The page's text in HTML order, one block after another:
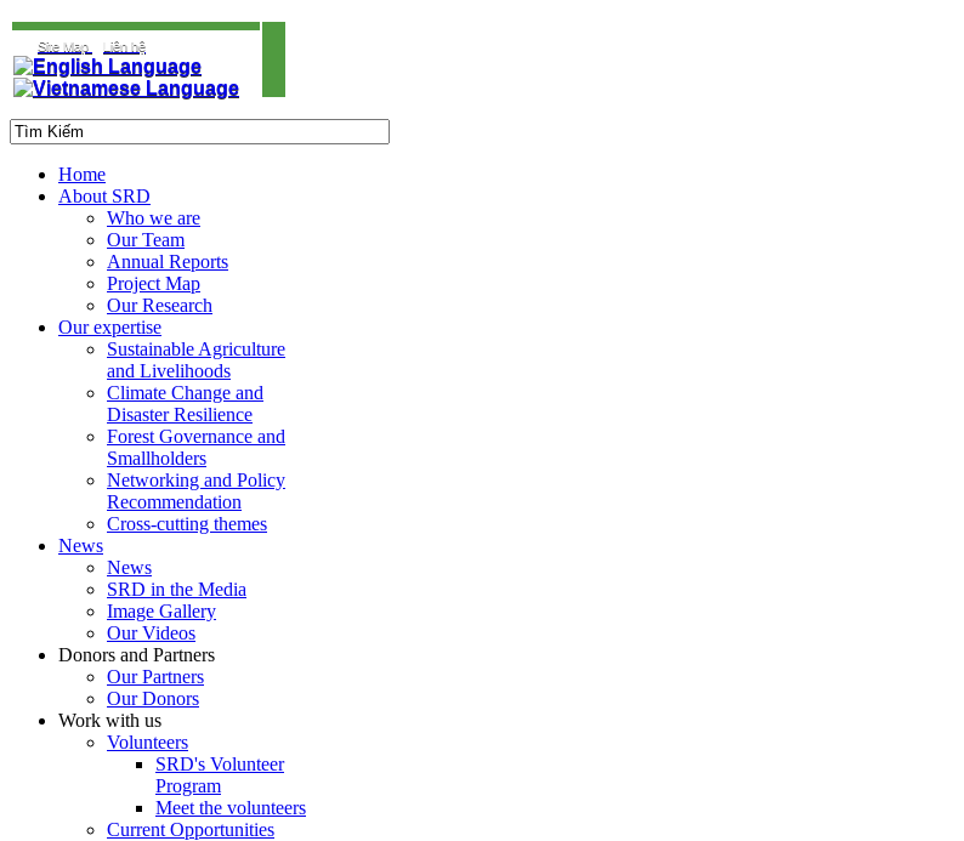
Site Map Liên hệ
Home
About SRD
Who we are
Our Team
Annual Reports
Project Map
Our Research
Our expertise
Sustainable Agriculture
and Livelihoods
Climate Change and
Disaster Resilience
Forest Governance and
Smallholders
Networking and Policy
Recommendation
Cross-cutting themes
News
News
SRD in the Media
Image Gallery
Our Videos
Donors and Partners
Our Partners
Our Donors
Work with us
Volunteers
SRD's Volunteer
Program
Meet the volunteers
Current Opportunities